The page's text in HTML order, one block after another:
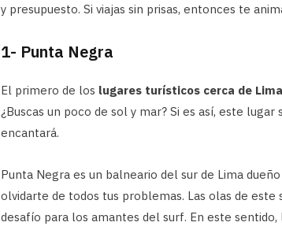
y presupuesto. Si viajas sin prisas, entonces te
1- Punta Negra
El primero de los lugares turísticos cerca de Lima
¿Buscas un poco de sol y mar? Si es así, este
encantará.
Punta Negra es un balneario del sur de Lima
olvidarte de todos tus problemas. Las olas de
desafío para los amantes del surf. En este